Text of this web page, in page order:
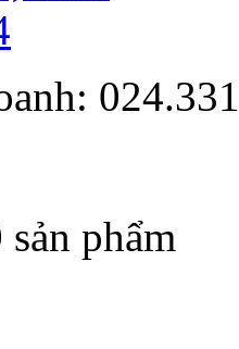
phẩm